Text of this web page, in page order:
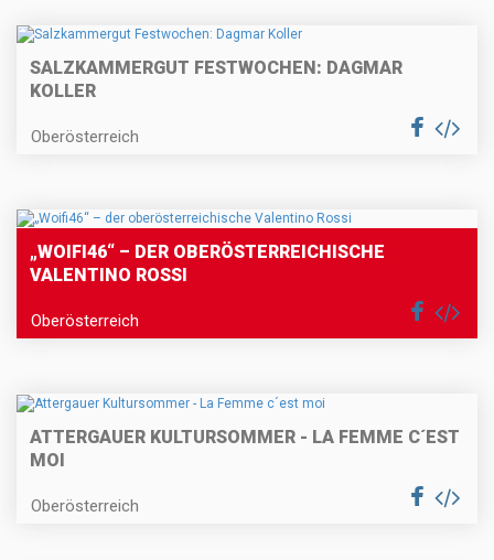
SALZKAMMERGUT FESTWOCHEN: DAGMAR
KOLLER
Oberösterreich
„WOIFI46“ – DER OBERÖSTERREICHISCHE
VALENTINO ROSSI
Oberösterreich
ATTERGAUER KULTURSOMMER - LA FEMME C´EST
MOI
Oberösterreich